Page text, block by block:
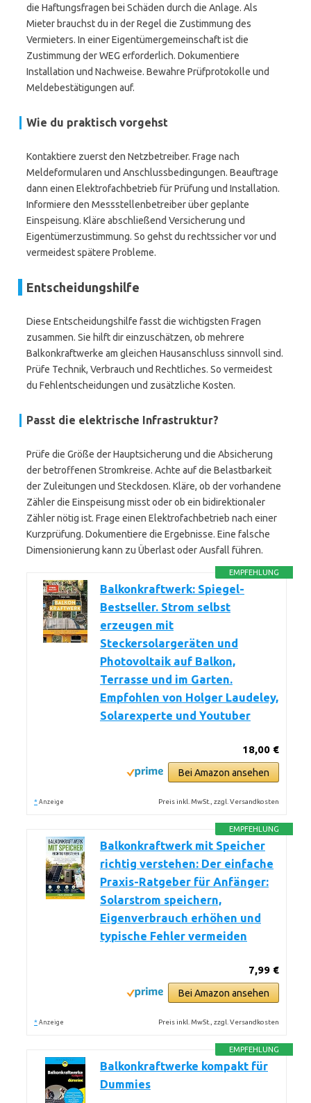
die Haftungsfragen bei Schäden durch die Anlage. Als
Mieter brauchst du in der Regel die Zustimmung des
Vermieters. In einer Eigentümergemeinschaft ist die
Zustimmung der WEG erforderlich. Dokumentiere
Installation und Nachweise. Bewahre Prüfprotokolle und
Meldebestätigungen auf.
Wie du praktisch vorgehst
Kontaktiere zuerst den Netzbetreiber. Frage nach
Meldeformularen und Anschlussbedingungen. Beauftrage
dann einen Elektrofachbetrieb für Prüfung und Installation.
Informiere den Messstellenbetreiber über geplante
Einspeisung. Kläre abschließend Versicherung und
Eigentümerzustimmung. So gehst du rechtssicher vor und
vermeidest spätere Probleme.
Entscheidungshilfe
Diese Entscheidungshilfe fasst die wichtigsten Fragen
zusammen. Sie hilft dir einzuschätzen, ob mehrere
Balkonkraftwerke am gleichen Hausanschluss sinnvoll sind.
Prüfe Technik, Verbrauch und Rechtliches. So vermeidest
du Fehlentscheidungen und zusätzliche Kosten.
Passt die elektrische Infrastruktur?
Prüfe die Größe der Hauptsicherung und die Absicherung
der betroffenen Stromkreise. Achte auf die Belastbarkeit
der Zuleitungen und Steckdosen. Kläre, ob der vorhandene
Zähler die Einspeisung misst oder ob ein bidirektionaler
Zähler nötig ist. Frage einen Elektrofachbetrieb nach einer
Kurzprüfung. Dokumentiere die Ergebnisse. Eine falsche
Dimensionierung kann zu Überlast oder Ausfall führen.
EMPFEHLUNG
Balkonkraftwerk: Spiegel-
Bestseller. Strom selbst
erzeugen mit
Steckersolargeräten und
Photovoltaik auf Balkon,
Terrasse und im Garten.
Empfohlen von Holger Laudeley,
Solarexperte und Youtuber
18,00 €
Bei Amazon ansehen
* Anzeige Preis inkl. MwSt., zzgl. Versandkosten
EMPFEHLUNG
Balkonkraftwerk mit Speicher
richtig verstehen: Der einfache
Praxis-Ratgeber für Anfänger:
Solarstrom speichern,
Eigenverbrauch erhöhen und
typische Fehler vermeiden
7,99 €
Bei Amazon ansehen
* Anzeige Preis inkl. MwSt., zzgl. Versandkosten
EMPFEHLUNG
Balkonkraftwerke kompakt für
Dummies